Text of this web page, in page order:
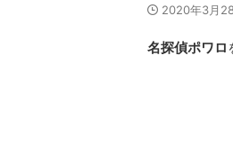
2020年3月
名探偵ポワロ